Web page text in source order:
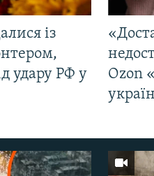
із
удару РФ у
Ozon